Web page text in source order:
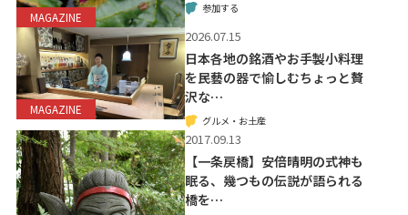
MAGAZINE
参加する
MAGAZINE
2026.07.15
日本各地の銘酒やお手製小料理
を民藝の器で愉しむちょっと贅
沢な…
グルメ・お土産
2017.09.13
【一条戻橋】安倍晴明の式神も
眠る、幾つもの伝説が語られる
橋を…